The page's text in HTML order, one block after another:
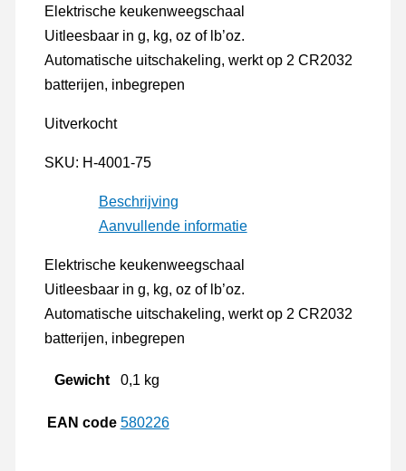
Elektrische keukenweegschaal
Uitleesbaar in g, kg, oz of lb’oz.
Automatische uitschakeling, werkt op 2 CR2032
batterijen, inbegrepen
Uitverkocht
SKU: H-4001-75
Beschrijving
Aanvullende informatie
Elektrische keukenweegschaal
Uitleesbaar in g, kg, oz of lb’oz.
Automatische uitschakeling, werkt op 2 CR2032
batterijen, inbegrepen
Gewicht 0,1 kg
EAN code 580226